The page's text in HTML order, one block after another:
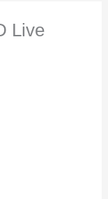
Live